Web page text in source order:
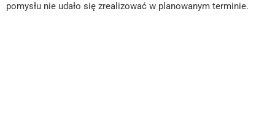
pomysłu nie udało się zrealizować w planowanym terminie.